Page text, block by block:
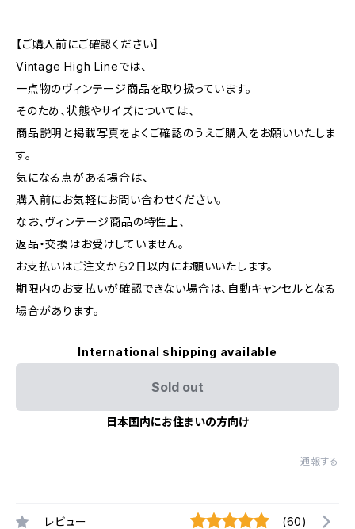
【ご購入前にご確認ください】
Vintage High Lineでは、
一点物のヴィンテージ商品を取り扱っています。
そのため、状態やサイズについては、
商品説明と掲載写真をよくご確認のうえご購入をお願いいたしま
す。
気になる点がある場合は、
購入前にお気軽にお問い合わせください。
なお、ヴィンテージ商品の特性上、
返品・交換はお受けしていません。
お支払いはご注文から2日以内にお願いいたします。
期限内のお支払いが確認できない場合は、自動キャンセルとなる
場合があります。
International shipping available
Sold out
日本国内にお住まいの方向け
通報する
レビュー (60)